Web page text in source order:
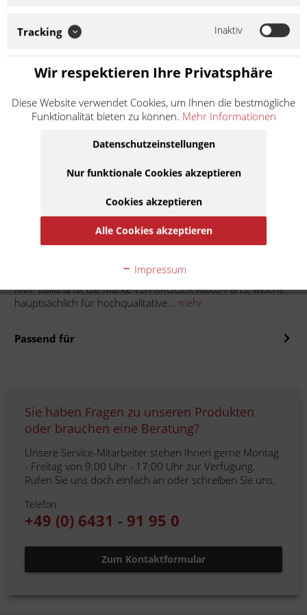
steht. KMP italiana setzt zudem auf europäische
Weiter lesen >
63,50 € *
Inhalt:1
Lieferzeit ca. 1 Werktag
KMP italiana ist die Marke von KRÜGER Moto-Parts, welche
hauptsächlich für hochqualitative... mehr
Passend für
Sie haben Fragen zu unseren Produkten
oder brauchen eine Beratung?
Unsere Service-Mitarbeiter stehen Ihnen gerne Montag
- Freitag von 9:00 Uhr - 17:00 Uhr zur Verfügung.
Rufen Sie uns doch einfach an oder schreiben Sie uns.
Telefon
+49 (0) 6431 - 91 95 0
Zum Kontaktformular
Tracking Inaktiv
Wir respektieren Ihre Privatsphäre
Diese Website verwendet Cookies, um Ihnen die bestmögliche
Funktionalität bieten zu können. Mehr Informationen
Datenschutzeinstellungen
Nur funktionale Cookies akzeptieren
Cookies akzeptieren
Alle Cookies akzeptieren
Impressum